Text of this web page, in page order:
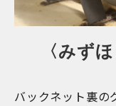
〈みず
バックネット裏の